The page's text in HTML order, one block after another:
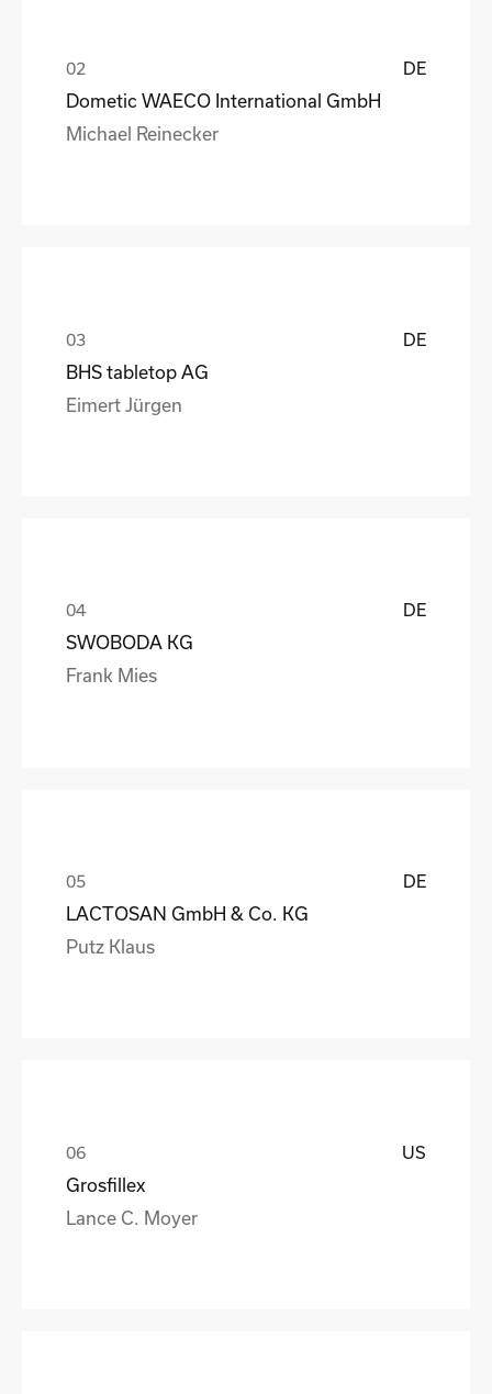
DE
Dometic WAECO International GmbH
Michael Reinecker
DE
BHS tabletop AG
Eimert Jürgen
DE
SWOBODA KG
Frank Mies
DE
LACTOSAN GmbH & Co. KG
Putz Klaus
US
Grosfillex
Lance C. Moyer